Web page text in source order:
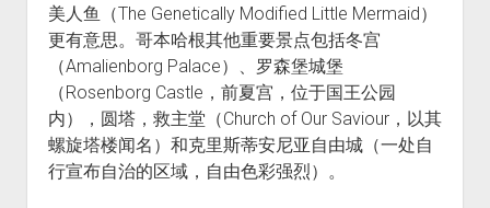
美人鱼（The Genetically Modified Little Mermaid）
更有意思。哥本哈根其他重要景点包括冬宫
（Amalienborg Palace）、罗森堡城堡
（Rosenborg Castle，前夏宫，位于国王公园
内），圆塔，救主堂（Church of Our Saviour，以其
螺旋塔楼闻名）和克里斯蒂安尼亚自由城（一处自
行宣布自治的区域，自由色彩强烈）。